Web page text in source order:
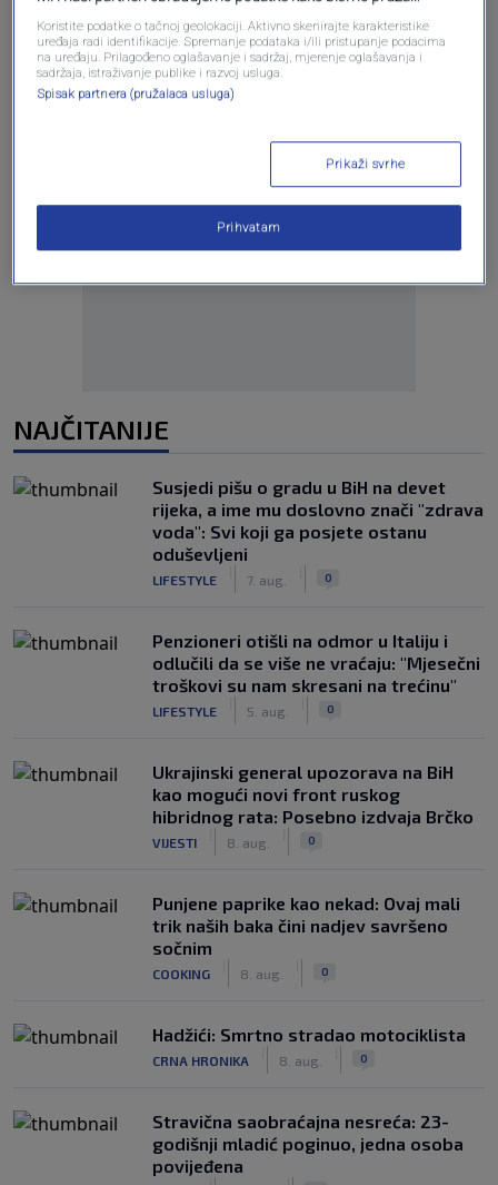
Oglas
NAJČITANIJE
Susjedi pišu o gradu u BiH na devet
rijeka, a ime mu doslovno znači "zdrava
voda": Svi koji ga posjete ostanu
oduševljeni
LIFESTYLE 7. aug. 0
Penzioneri otišli na odmor u Italiju i
odlučili da se više ne vraćaju: "Mjesečni
troškovi su nam skresani na trećinu"
LIFESTYLE 5. aug. 0
Ukrajinski general upozorava na BiH
kao mogući novi front ruskog
hibridnog rata: Posebno izdvaja Brčko
VIJESTI 8. aug. 0
Punjene paprike kao nekad: Ovaj mali
trik naših baka čini nadjev savršeno
sočnim
COOKING 8. aug. 0
Hadžići: Smrtno stradao motociklista
CRNA HRONIKA 8. aug. 0
Stravična saobraćajna nesreća: 23-
godišnji mladić poginuo, jedna osoba
povijeđena
Koristite podatke o tačnoj geolokaciji. Aktivno skenirajte karakteristike
uređaja radi identifikacije. Spremanje podataka i/ili pristupanje podacima
na uređaju. Prilagođeno oglašavanje i sadržaj, mjerenje oglašavanja i
sadržaja, istraživanje publike i razvoj usluga.
Spisak partnera (pružalaca usluga)
Prikaži svrhe
Prihvatam